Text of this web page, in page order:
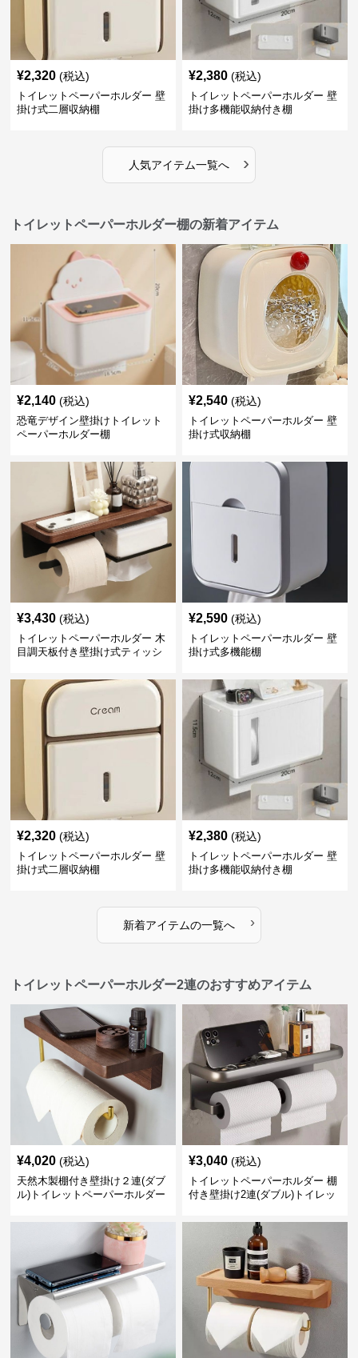
¥2,320 (税込)
トイレットペーパーホルダー 壁
掛け式二層収納棚
¥2,380 (税込)
トイレットペーパーホルダー 壁
掛け多機能収納付き棚
人気アイテム一覧へ ›
トイレットペーパーホルダー棚の新着アイテム
¥2,140 (税込)
恐竜デザイン壁掛けトイレット
ペーパーホルダー棚
¥2,540 (税込)
トイレットペーパーホルダー 壁
掛け式収納棚
¥3,430 (税込)
トイレットペーパーホルダー 木
目調天板付き壁掛け式ティッシ
¥2,590 (税込)
トイレットペーパーホルダー 壁
掛け式多機能棚
¥2,320 (税込)
トイレットペーパーホルダー 壁
掛け式二層収納棚
¥2,380 (税込)
トイレットペーパーホルダー 壁
掛け多機能収納付き棚
新着アイテムの一覧へ ›
トイレットペーパーホルダー2連のおすすめアイテム
¥4,020 (税込)
天然木製棚付き壁掛け２連(ダブ
ル)トイレットペーパーホルダー
¥3,040 (税込)
トイレットペーパーホルダー 棚
付き壁掛け2連(ダブル)トイレッ